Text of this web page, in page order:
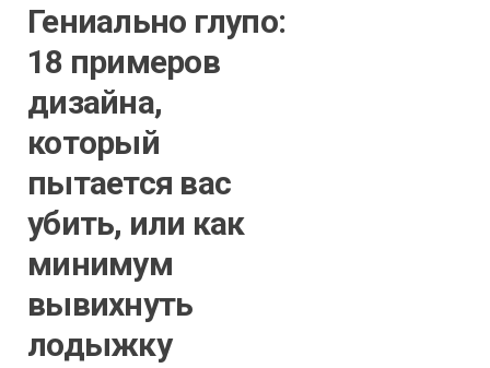
Гениально глупо:
18 примеров
дизайна,
который
пытается вас
убить, или как
минимум
вывихнуть
лодыжку